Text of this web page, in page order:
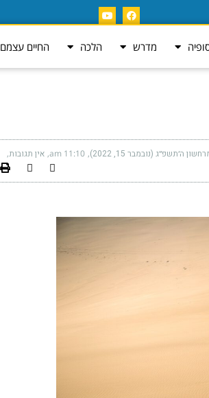
מדרש הלכה החיים עצמם
ה׳תשפ״ג (נובמבר 15, 2022) 11:10 am אין תגובות